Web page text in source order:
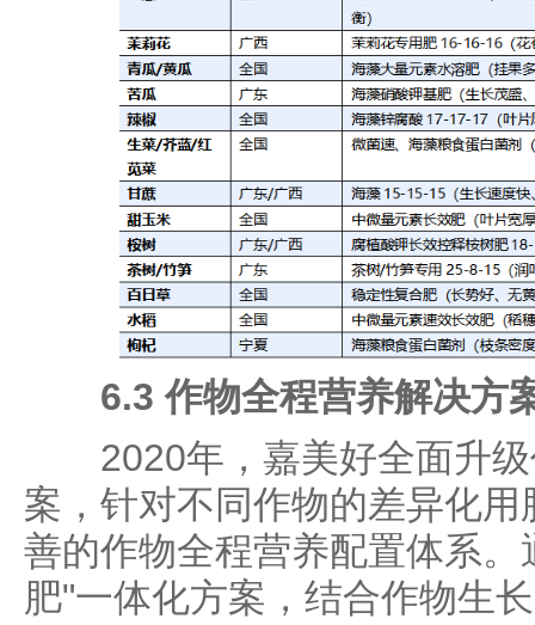
6.3 作物全程营养解决方
2020年，嘉美好全面升级
案，针对不同作物的差异化
善的作物全程营养配置体系
肥"一体化方案，结合作物生